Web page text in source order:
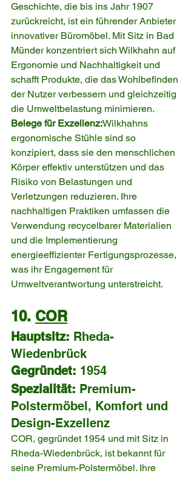
Geschichte, die bis ins Jahr 1907
zurückreicht, ist ein führender Anbieter
innovativer Büromöbel. Mit Sitz in Bad
Münder konzentriert sich Wilkhahn auf
Ergonomie und Nachhaltigkeit und
schafft Produkte, die das Wohlbefinden
der Nutzer verbessern und gleichzeitig
die Umweltbelastung minimieren.
Belege für Exzellenz:Wilkhahns
ergonomische Stühle sind so
konzipiert, dass sie den menschlichen
Körper effektiv unterstützen und das
Risiko von Belastungen und
Verletzungen reduzieren. Ihre
nachhaltigen Praktiken umfassen die
Verwendung recycelbarer Materialien
und die Implementierung
energieeffizienter Fertigungsprozesse,
was ihr Engagement für
Umweltverantwortung unterstreicht.
10. COR
Hauptsitz: Rheda-
Wiedenbrück
Gegründet: 1954
Spezialität: Premium-
Polstermöbel, Komfort und
Design-Exzellenz
COR, gegründet 1954 und mit Sitz in
Rheda-Wiedenbrück, ist bekannt für
seine Premium-Polstermöbel. Ihre